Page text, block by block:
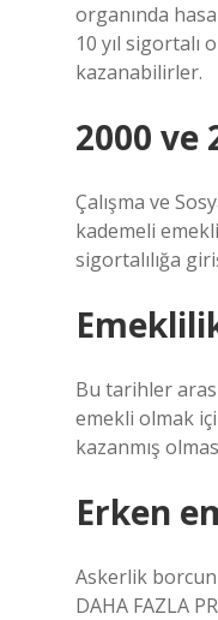
organında
10 yıl sigortalı
kazanabilirler.
2000 ve
Çalışma ve
kademeli
sigortalılığa
Bu tarihler
emekli olmak
kazanmış
Erken
Askerlik
DAHA FAZLA